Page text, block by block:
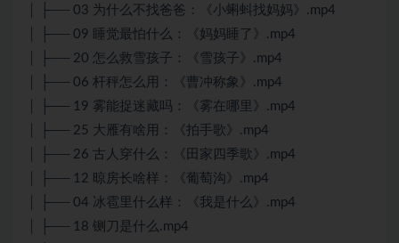
│ ├── 03 为什么不找爸爸：《小蝌蚪找妈妈》.mp4
│ ├── 09 睡觉最怕什么：《妈妈睡了》.mp4
│ ├── 20 怎么救雪孩子：《雪孩子》.mp4
│ ├── 06 杆秤怎么用：《曹冲称象》.mp4
│ ├── 19 雾能捉迷藏吗：《雾在哪里》.mp4
│ ├── 25 大雁有啥用：《拍手歌》.mp4
│ ├── 26 古人穿什么：《田家四季歌》.mp4
│ ├── 12 晾房长啥样：《葡萄沟》.mp4
│ ├── 04 冰雹里什么样：《我是什么》.mp4
│ ├── 18 铡刀是什么.mp4